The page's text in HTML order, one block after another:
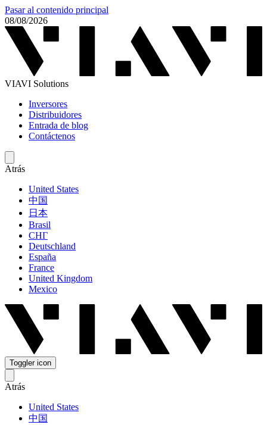
Pasar al contenido principal
08/08/2026
VIAVI Solutions
Inversores
Distribuidores
Entrada de blog
Contáctenos
Atrás
United States
中国
日本
Brasil
СНГ
Deutschland
España
France
United Kingdom
Mexico
Toggler icon
Atrás
United States
中国